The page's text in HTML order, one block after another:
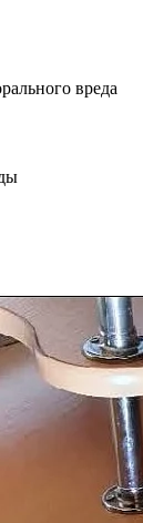
вреда
практика
с
ГК ПИК
(ЖК
Всего взыскано